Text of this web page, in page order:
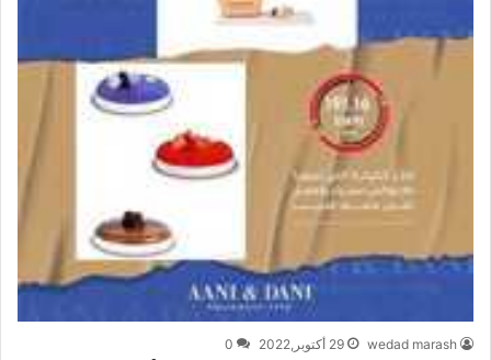
wedad marash 29 أكتوبر,2022 0